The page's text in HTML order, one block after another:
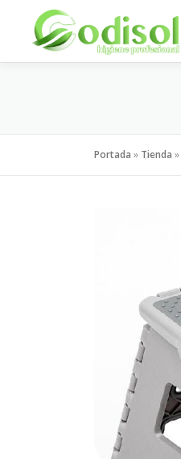
contenido
Portada » Tienda »